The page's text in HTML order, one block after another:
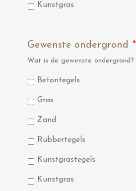
Kunstgras
Gewenste ondergrond *
Wat is de gewenste ondergrond?
Betontegels
Gras
Zand
Rubbertegels
Kunstgrastegels
Kunstgras